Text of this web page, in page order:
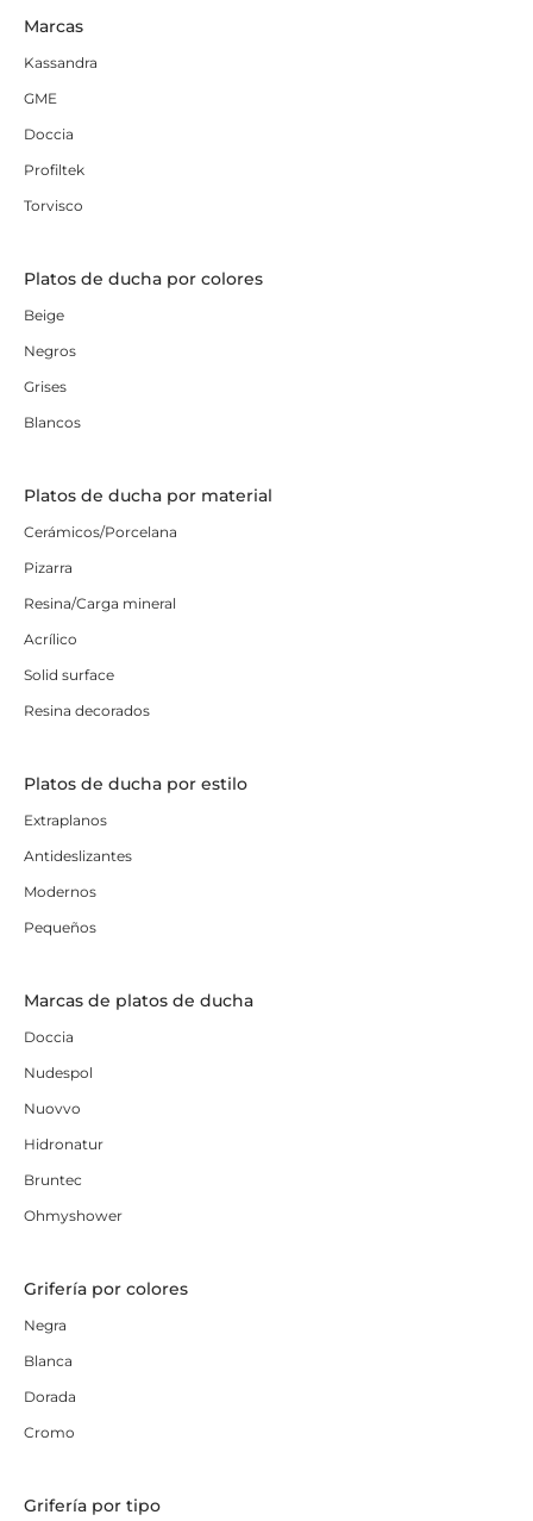
Marcas
Kassandra
GME
Doccia
Profiltek
Torvisco
Platos de ducha por colores
Beige
Negros
Grises
Blancos
Platos de ducha por material
Cerámicos/Porcelana
Pizarra
Resina/Carga mineral
Acrílico
Solid surface
Resina decorados
Platos de ducha por estilo
Extraplanos
Antideslizantes
Modernos
Pequeños
Marcas de platos de ducha
Doccia
Nudespol
Nuovvo
Hidronatur
Bruntec
Ohmyshower
Grifería por colores
Negra
Blanca
Dorada
Cromo
Grifería por tipo